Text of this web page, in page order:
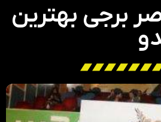
برجی بهترین